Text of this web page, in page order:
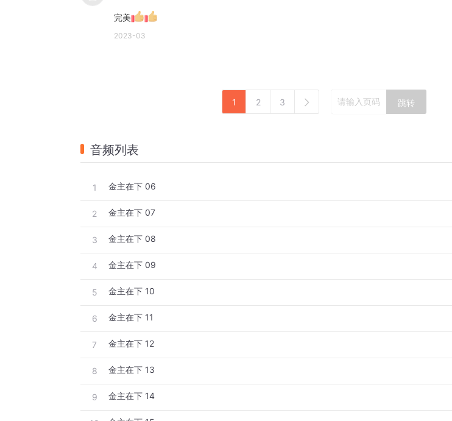
完美
2023-03
1 2 3 跳转
音频列表
1 金主在下 06
2 金主在下 07
3 金主在下 08
4 金主在下 09
5 金主在下 10
6 金主在下 11
7 金主在下 12
8 金主在下 13
9 金主在下 14